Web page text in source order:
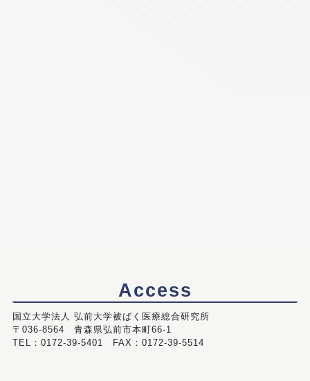
Access
国立大学法人 弘前大学被ばく医療総合研究所
〒036-8564 青森県弘前市本町66-1
TEL：0172-39-5401 FAX：0172-39-5514